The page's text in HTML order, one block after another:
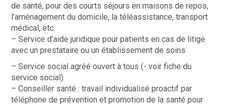
de santé, pour des courts séjours en maisons de repos,
l’aménagement du domicile, la téléassistance, transport
médical, etc.
– Service d’aide juridique pour patients en cas de litige
avec un prestataire ou un établissement de soins
– Service social agréé ouvert à tous (- voir fiche du
service social)
– Conseiller santé : travail individualisé proactif par
téléphone de prévention et promotion de la santé pour